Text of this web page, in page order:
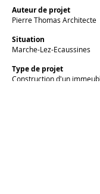
Auteur de projet
Pierre Thomas Architecte
Situation
Marche-Lez-Ecaussines
Type de projet
Construction d'un